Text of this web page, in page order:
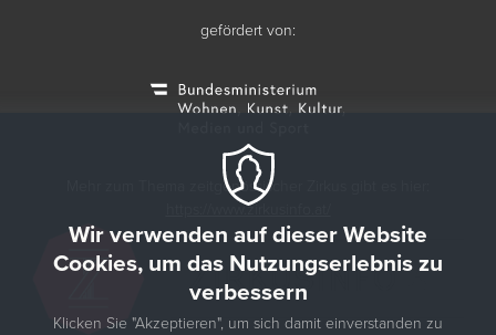
gefördert von:
Mehr zum Thema zeitgenössischer Zirkus gibt es hier:
https://www.zirkusinfo.at/
Wir verwenden auf dieser Website
Cookies, um das Nutzungserlebnis zu
verbessern
Klicken Sie "Akzeptieren", um sich damit einverstanden zu